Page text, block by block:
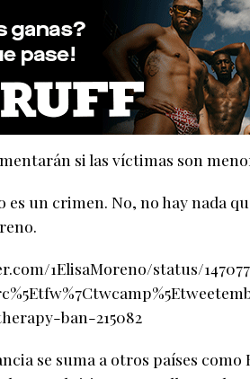
si las víctimas son
es un crimen. No, no hay nada
1ElisaMoreno/status/
ban-215082
se suma a otros países